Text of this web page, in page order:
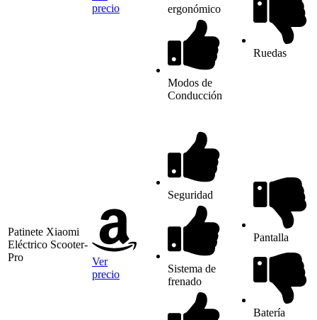
precio
ergonómico
Modos de
Conducción
Ruedas
Patinete Xiaomi
Eléctrico Scooter-
Pro
Ver
precio
Seguridad
Sistema de
frenado
Pantalla
Batería